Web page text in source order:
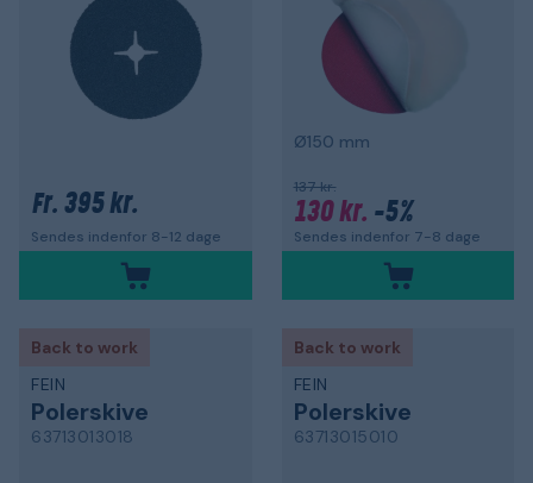
Fr. 395 kr.
Sendes indenfor 8-12 dage
Ø150 mm
137 kr.
130 kr. -5%
Sendes indenfor 7-8 dage
Back to work
FEIN
Polerskive
63713013018
Back to work
FEIN
Polerskive
63713015010